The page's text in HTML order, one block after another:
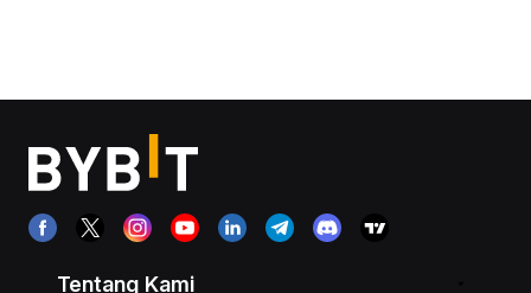
Tentang Kami